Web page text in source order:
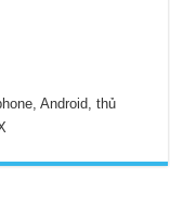
Android, thủ